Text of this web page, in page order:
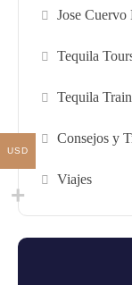
Jose Cuervo
Tequila
Tequila
Consejos y
Viajes
USD